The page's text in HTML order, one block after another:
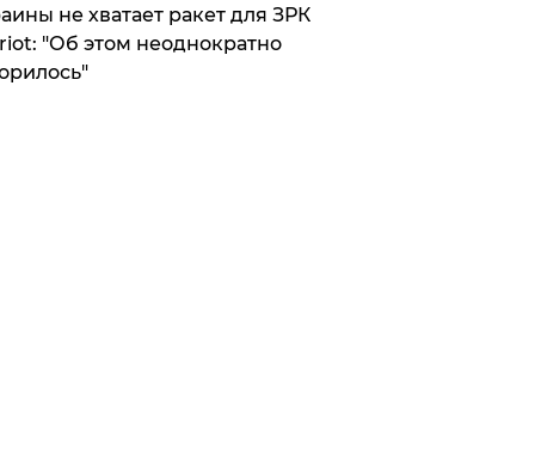
не хватает ракет для ЗРК
"Об этом неоднократно